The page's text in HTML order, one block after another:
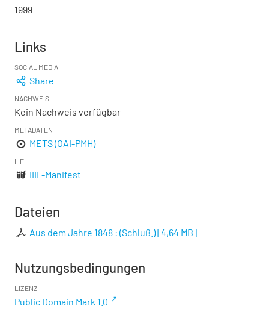
1999
Links
SOCIAL MEDIA
Share
NACHWEIS
Kein Nachweis verfügbar
METADATEN
METS (OAI-PMH)
IIIF
IIIF-Manifest
Dateien
Aus dem Jahre 1848 : (Schluß.)[4,64 MB]
Nutzungsbedingungen
LIZENZ
Public Domain Mark 1.0